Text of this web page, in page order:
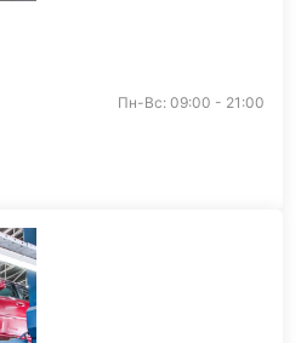
Пн-Вс: 09:00 - 21:00